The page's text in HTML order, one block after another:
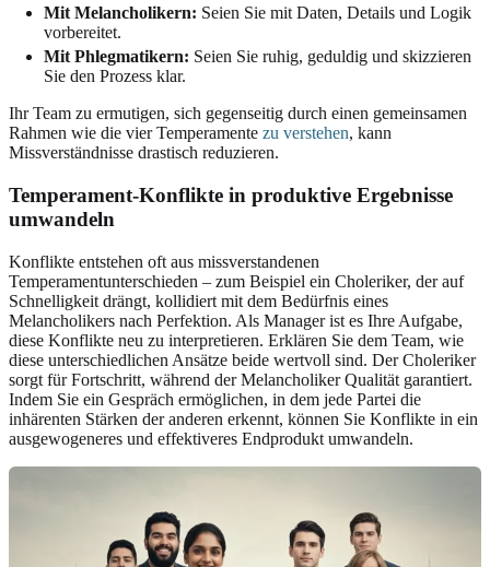
Mit Melancholikern: Seien Sie mit Daten, Details und Logik
vorbereitet.
Mit Phlegmatikern: Seien Sie ruhig, geduldig und skizzieren
Sie den Prozess klar.
Ihr Team zu ermutigen, sich gegenseitig durch einen gemeinsamen
Rahmen wie die vier Temperamente zu verstehen, kann
Missverständnisse drastisch reduzieren.
Temperament-Konflikte in produktive Ergebnisse
umwandeln
Konflikte entstehen oft aus missverstandenen
Temperamentunterschieden – zum Beispiel ein Choleriker, der auf
Schnelligkeit drängt, kollidiert mit dem Bedürfnis eines
Melancholikers nach Perfektion. Als Manager ist es Ihre Aufgabe,
diese Konflikte neu zu interpretieren. Erklären Sie dem Team, wie
diese unterschiedlichen Ansätze beide wertvoll sind. Der Choleriker
sorgt für Fortschritt, während der Melancholiker Qualität garantiert.
Indem Sie ein Gespräch ermöglichen, in dem jede Partei die
inhärenten Stärken der anderen erkennt, können Sie Konflikte in ein
ausgewogeneres und effektiveres Endprodukt umwandeln.